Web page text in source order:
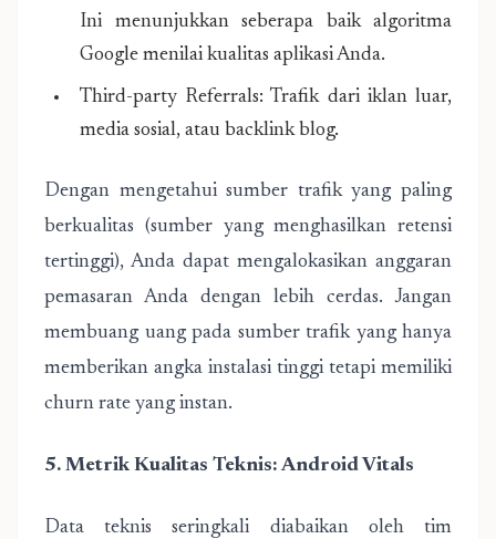
Ini menunjukkan seberapa baik algoritma
Google menilai kualitas aplikasi Anda.
Third-party Referrals: Trafik dari iklan luar,
media sosial, atau backlink blog.
Dengan mengetahui sumber trafik yang paling
berkualitas (sumber yang menghasilkan retensi
tertinggi), Anda dapat mengalokasikan anggaran
pemasaran Anda dengan lebih cerdas. Jangan
membuang uang pada sumber trafik yang hanya
memberikan angka instalasi tinggi tetapi memiliki
churn rate yang instan.
5. Metrik Kualitas Teknis: Android Vitals
Data teknis seringkali diabaikan oleh tim